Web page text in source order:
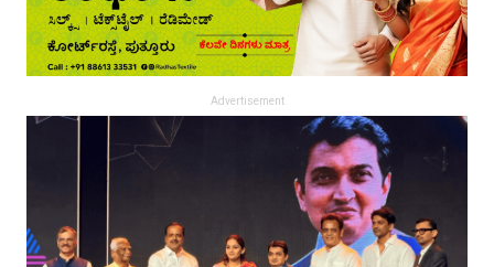
Advertisement